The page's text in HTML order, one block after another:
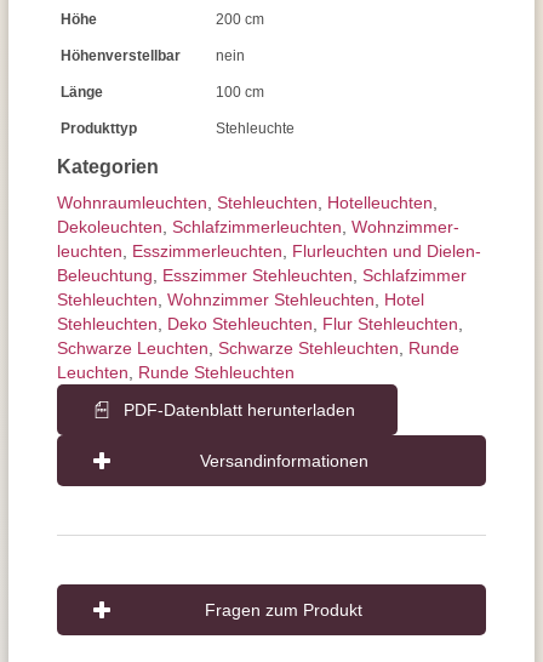
Kategorien
Wohnraum­leuchten Stehleuchten Hotelleuchten
Dekoleuchten Schlafzimmer­leuchten Wohnzimmer­
leuchten
Esszimmer­­leuchten
Flurleuchten und Dielen-
Beleuchtung
Esszimmer Stehleuchten Schlafzimmer
Stehleuchten Wohnzimmer Stehleuchten
Hotel
Stehleuchten
Deko Stehleuchten Flur Stehleuchten
Schwarze Leuchten Schwarze Stehleuchten
Runde
Leuchten
Runde Stehleuchten
PDF-Datenblatt herunterladen
Versandinformationen
Höhe 200 cm
Höhenverstellbar nein
Länge 100 cm
Produkttyp Stehleuchte
Fragen zum Produkt